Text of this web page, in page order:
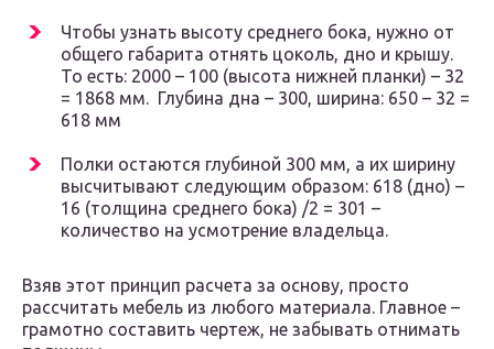
Чтобы узнать высоту среднего бока, нужно от
общего габарита отнять цоколь, дно и крышу.
То есть: 2000 – 100 (высота нижней планки) – 32
= 1868 мм. Глубина дна – 300, ширина: 650 – 32 =
618 мм
Полки остаются глубиной 300 мм, а их ширину
высчитывают следующим образом: 618 (дно) –
16 (толщина среднего бока) /2 = 301 –
количество на усмотрение владельца.
Взяв этот принцип расчета за основу, просто
рассчитать мебель из любого материала. Главное –
грамотно составить чертеж, не забывать отнимать